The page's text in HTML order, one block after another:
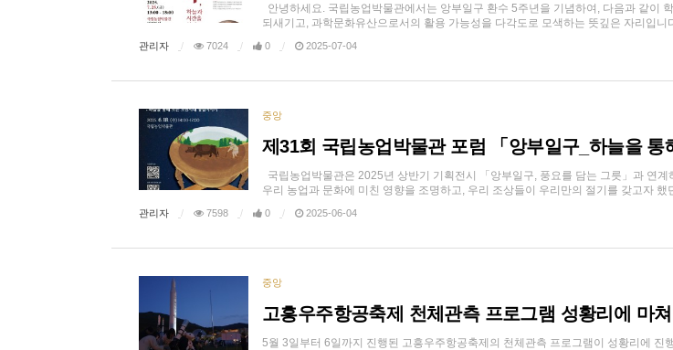
안녕하세요. 국립농업박물관에서는 앙부일구 환수 5주년을 기념하여, 다음과 같이
되새기고, 과학문화유산으로서의 활용 가능성을 다각도로 모색하는 뜻깊은 자리입니
관리자 7024 0 2025-07-04
중앙
제31회 국립농업박물관 포럼 「앙부일구_하늘을 통
국립농업박물관은 2025년 상반기 기획전시 「앙부일구, 풍요를 담는 그릇」과 연
우리 농업과 문화에 미친 영향을 조명하고, 우리 조상들이 우리만의 절기를 갖고자 했
관리자 7598 0 2025-06-04
중앙
고흥우주항공축제 천체관측 프로그램 성황리에 마쳐
5월 3일부터 6일까지 진행된 고흥우주항공축제의 천체관측 프로그램이 성황리에